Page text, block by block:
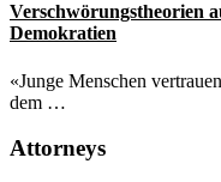
Verschwörungstheorien
Demokratien
«Junge Menschen
dem …
Attorneys